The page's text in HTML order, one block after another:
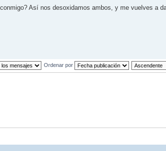
Así nos desoxidamos ambos, y me vuelves a
Ordenar por